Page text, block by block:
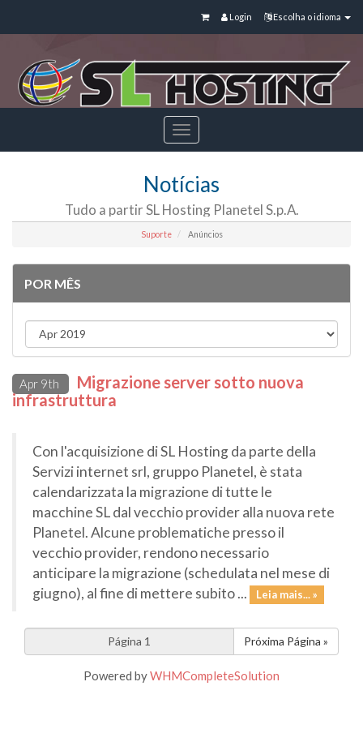
Escolha o idioma
Login
Toggle
navigation
Notícias
Tudo a partir SL Hosting Planetel S.p.A.
Suporte Anúncios
POR MÊS
Apr 9th
Migrazione server sotto nuova
infrastruttura
Con l'acquisizione di SL Hosting da parte della
Servizi internet srl, gruppo Planetel, è stata
calendarizzata la migrazione di tutte le
macchine SL dal vecchio provider alla nuova rete
Planetel. Alcune problematiche presso il
vecchio provider, rendono necessario
anticipare la migrazione (schedulata nel mese di
giugno), al fine di mettere subito ...
Leia mais... »
Próxima Página »
Powered byWHMCompleteSolution